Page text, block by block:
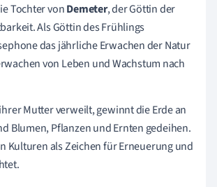
Tochter vonDemeter, der Göttin der
Als Göttin des Frühlings
das jährliche Erwachen der Natur
von Leben und Wachstum nach
Mutter verweilt, gewinnt die Erde an
Blumen, Pflanzen und Ernten gedeihen.
Kulturen als Zeichen für Erneuerung und